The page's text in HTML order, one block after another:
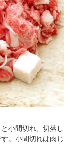
小間切れ。切落し
。小間切れは肉じ